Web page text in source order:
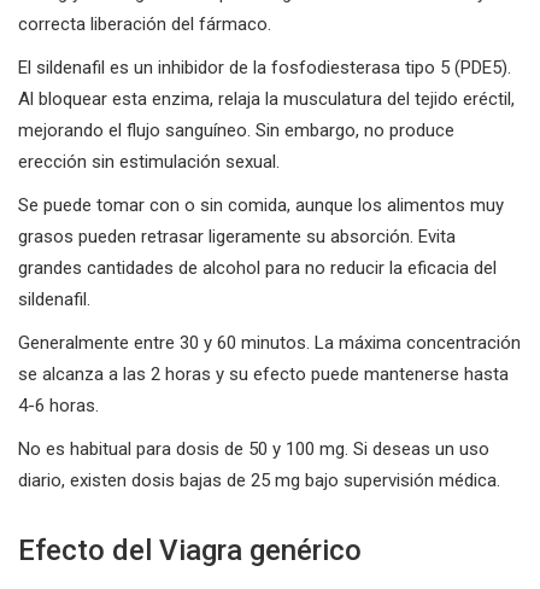
correcta liberación del fármaco.
El sildenafil es un inhibidor de la fosfodiesterasa tipo 5 (PDE5).
Al bloquear esta enzima, relaja la musculatura del tejido eréctil,
mejorando el flujo sanguíneo. Sin embargo, no produce
erección sin estimulación sexual.
Se puede tomar con o sin comida, aunque los alimentos muy
grasos pueden retrasar ligeramente su absorción. Evita
grandes cantidades de alcohol para no reducir la eficacia del
sildenafil.
Generalmente entre 30 y 60 minutos. La máxima concentración
se alcanza a las 2 horas y su efecto puede mantenerse hasta
4-6 horas.
No es habitual para dosis de 50 y 100 mg. Si deseas un uso
diario, existen dosis bajas de 25 mg bajo supervisión médica.
Efecto del Viagra genérico